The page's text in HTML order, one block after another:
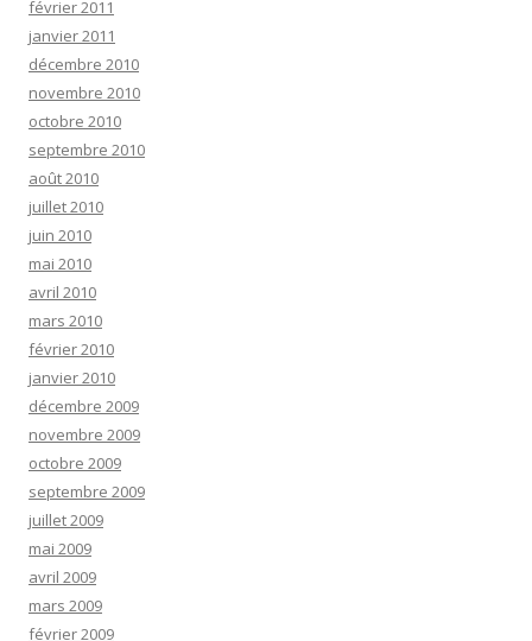
février 2011
janvier 2011
décembre 2010
novembre 2010
octobre 2010
septembre 2010
août 2010
juillet 2010
juin 2010
mai 2010
avril 2010
mars 2010
février 2010
janvier 2010
décembre 2009
novembre 2009
octobre 2009
septembre 2009
juillet 2009
mai 2009
avril 2009
mars 2009
février 2009